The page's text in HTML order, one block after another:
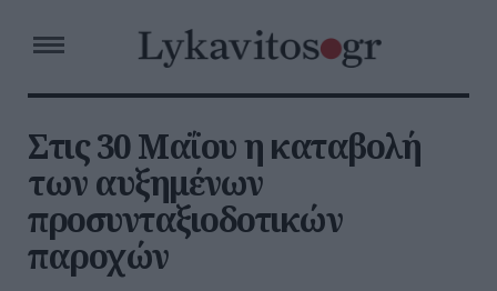
Στις 30 Μαΐου η καταβολή
των αυξημένων
προσυνταξιοδοτικών
παροχών